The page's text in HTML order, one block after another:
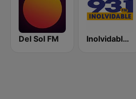
Del Sol FM Inolvidable 93.1 FM